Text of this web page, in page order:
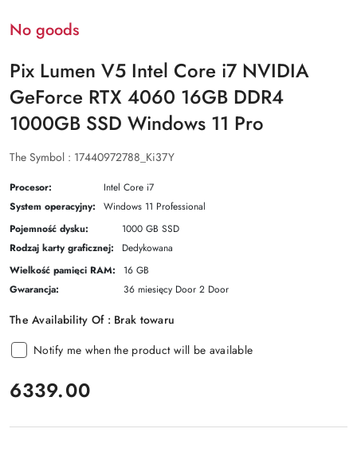
No goods
Pix Lumen V5 Intel Core i7 NVIDIA
GeForce RTX 4060 16GB DDR4
1000GB SSD Windows 11 Pro
The Symbol : 17440972788_Ki37Y
Procesor:
Intel Core i7
System operacyjny:
Windows 11 Professional
Pojemność dysku:
1000 GB SSD
Rodzaj karty graficznej:
Dedykowana
Wielkość pamięci RAM:
16 GB
Gwarancja:
36 miesięcy Door 2 Door
The Availability Of : Brak towaru
Notify me when the product will be available
price:
6339.00